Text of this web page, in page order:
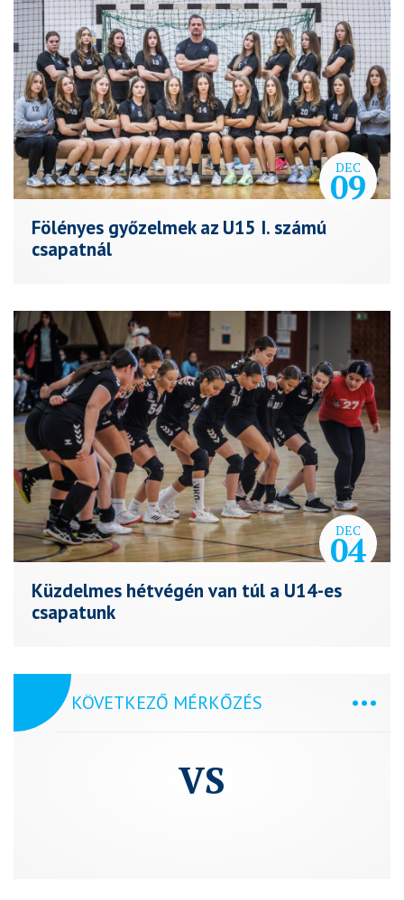
DEC
09
Fölényes győzelmek az U15 I. számú
csapatnál
DEC
04
Küzdelmes hétvégén van túl a U14-es
csapatunk
KÖVETKEZŐ MÉRKŐZÉS
VS